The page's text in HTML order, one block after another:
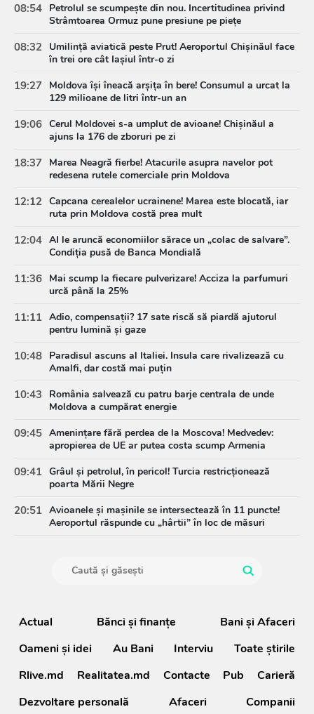
08:54 Petrolul se scumpește din nou. Incertitudinea privind
Strâmtoarea Ormuz pune presiune pe piețe
08:32 Umilință aviatică peste Prut! Aeroportul Chișinăul face
în trei ore cât Iașiul într-o zi
19:27 Moldova își îneacă arșița în bere! Consumul a urcat la
129 milioane de litri într-un an
19:06 Cerul Moldovei s-a umplut de avioane! Chișinăul a
ajuns la 176 de zboruri pe zi
18:37 Marea Neagră fierbe! Atacurile asupra navelor pot
redesena rutele comerciale prin Moldova
12:12 Capcana cerealelor ucrainene! Marea este blocată, iar
ruta prin Moldova costă prea mult
12:04 AI le aruncă economiilor sărace un „colac de salvare”.
Condiția pusă de Banca Mondială
11:36 Mai scump la fiecare pulverizare! Acciza la parfumuri
urcă până la 25%
11:11 Adio, compensații? 17 sate riscă să piardă ajutorul
pentru lumină și gaze
10:48 Paradisul ascuns al Italiei. Insula care rivalizează cu
Amalfi, dar costă mai puțin
10:43
România salvează cu patru barje centrala de unde
Moldova a cumpărat energie
09:45 Amenințare fără perdea de la Moscova! Medvedev:
apropierea de UE ar putea costa scump Armenia
09:41 Grâul și petrolul, în pericol! Turcia restricționează
poarta Mării Negre
20:51 Avioanele și mașinile se intersectează în 11 puncte!
Aeroportul răspunde cu „hârtii” în loc de măsuri
Actual Bănci şi finanţe
Bani și Afaceri
Oameni şi idei
Au Bani Interviu
Toate știrile
Rlive.md
Realitatea.md Contacte Pub
Carieră
Dezvoltare personală
Afaceri Companii